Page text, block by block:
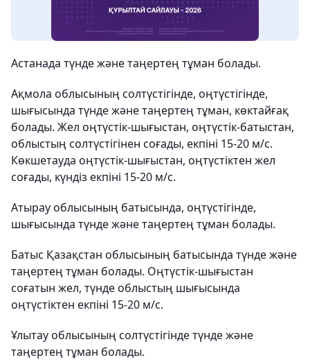
Астанада түнде және таңертең тұман болады.
Ақмола облысының солтүстігінде, оңтүстігінде,
шығысында түнде және таңертең тұман, көктайғақ
болады. Жел оңтүстік-шығыстан, оңтүстік-батыстан,
облыстың солтүстігінен соғады, екпіні 15-20 м/с.
Көкшетауда оңтүстік-шығыстан, оңтүстіктен жел
соғады, күндіз екпіні 15-20 м/с.
Атырау облысының батысында, оңтүстігінде,
шығысында түнде және таңертең тұман болады.
Батыс Қазақстан облысының батысында түнде және
таңертең тұман болады. Оңтүстік-шығыстан
соғатын жел, түнде облыстың шығысында
оңтүстіктен екпіні 15-20 м/с.
Ұлытау облысының солтүстігінде түнде және
таңертең тұман болады.